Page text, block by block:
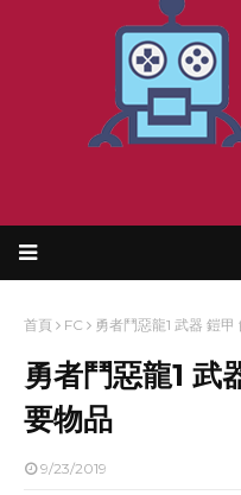
首頁 FC 勇者鬥惡龍1 武器 鎧
勇者鬥惡龍1 武
要物品
9/23/2019